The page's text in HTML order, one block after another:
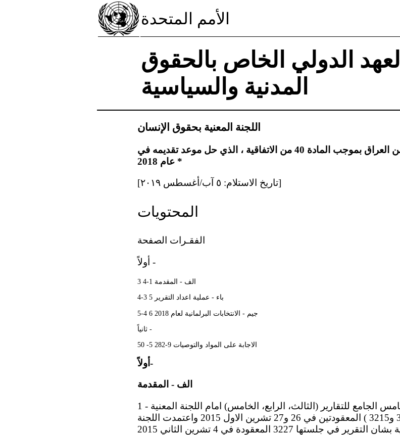
الأمم المتحدة
العهد الدولي الخاص بالحقوق
المدنية والسياسية
اللجنة المعنية بحقوق الإنسان
التقرير الدوري السادس المقدم من العراق بموجب المادة 40 من الاتفاقية ، الذي حل موعد تقديمه في
عام 2018 *
[تاريخ الاستلام: ٥ آب/أغسطس ٢٠١٩]
المحتويات
الفقـرات الصفحة
أولاً -
الف - المقدمة 1-4 3
باء - عملية اعداد التقرير 5 3-4
جيم - الانتخابات البرلمانية لعام 2018 6 4-5
ثانياً -
الاجابة على المواد والتوصيات 9-282 5- 50
أولاً-
الف - المقدمة
1 - ناقش العراق تقريره الدوري الخامس الجامع للتقارير (الثالث، الرابع، الخامس) امام اللجنة المعنية
بحقوق الانسان في جلستيها (3214 و3215 ) المعقودتين في 26 و27 تشرين الاول 2015 واعتمدت اللجنة